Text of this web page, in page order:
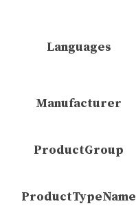
Languages
Manufacturer
ProductGroup
ProductTypeName